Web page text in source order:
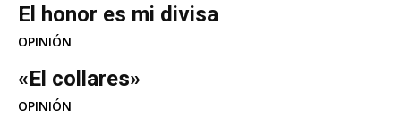
El honor es mi divisa
OPINIÓN
«El collares»
OPINIÓN